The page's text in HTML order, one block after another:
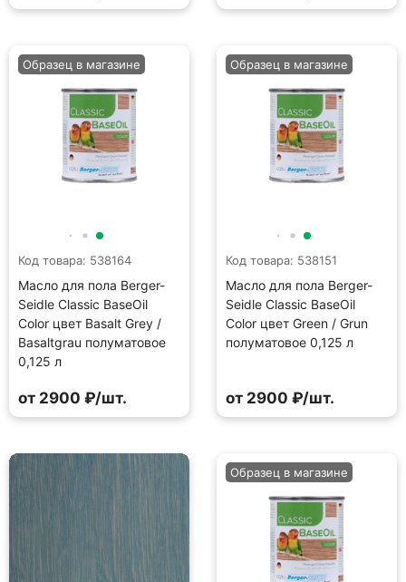
Код товара: 538164
Масло для пола Berger-
Seidle Classic BaseOil
Color цвет Basalt Grey /
Basaltgrau полуматовое
0,125 л
Образец в магазине
от 2900 ₽/шт.
Код товара: 538151
Масло для пола Berger-
Seidle Classic BaseOil
Color цвет Green / Grun
полуматовое 0,125 л
Образец в магазине
от 2900 ₽/шт.
Образец в магазине